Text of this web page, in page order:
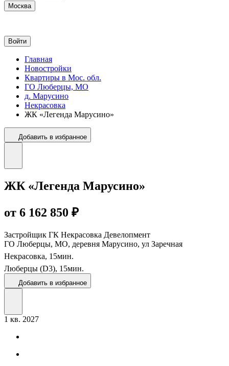
Москва
Войти
Главная
Новостройки
Квартиры в Мос. обл.
ГО Люберцы, МО
д. Марусино
Некрасовка
ЖК «Легенда Марусино»
Добавить в избранное
ЖК «Легенда Марусино»
от 6 162 850 ₽
Застройщик ГК Некрасовка Девелопмент
ГО Люберцы, МО, деревня Марусино, ул Заречная
Некрасовка, 15мин.
Люберцы (D3), 15мин.
Добавить в избранное
1 кв. 2027